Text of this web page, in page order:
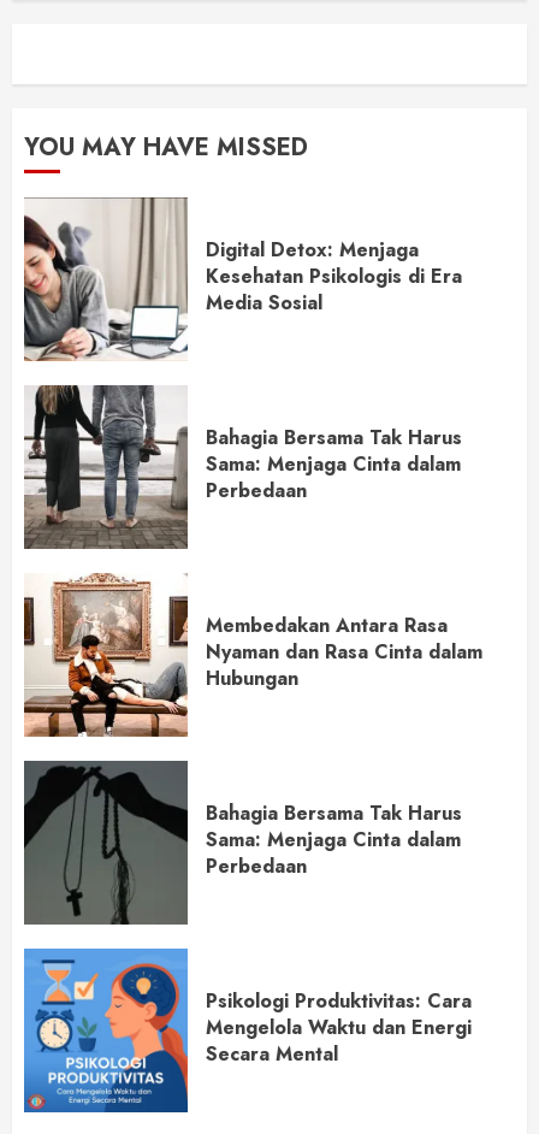
YOU MAY HAVE MISSED
Digital Detox: Menjaga
Kesehatan Psikologis di Era
Media Sosial
Bahagia Bersama Tak Harus
Sama: Menjaga Cinta dalam
Perbedaan
Membedakan Antara Rasa
Nyaman dan Rasa Cinta dalam
Hubungan
Bahagia Bersama Tak Harus
Sama: Menjaga Cinta dalam
Perbedaan
Psikologi Produktivitas: Cara
Mengelola Waktu dan Energi
Secara Mental